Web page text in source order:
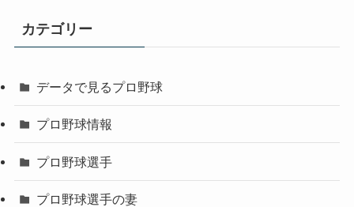
カテゴリー
データで見るプロ野球
プロ野球情報
プロ野球選手
プロ野球選手の妻